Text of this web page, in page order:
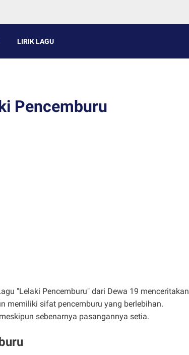
LIRIK LAGU
Pencemburu
"Lelaki Pencemburu" dari Dewa 19 menceritakan
memiliki sifat pencemburu yang berlebihan.
sebenarnya pasangannya setia.